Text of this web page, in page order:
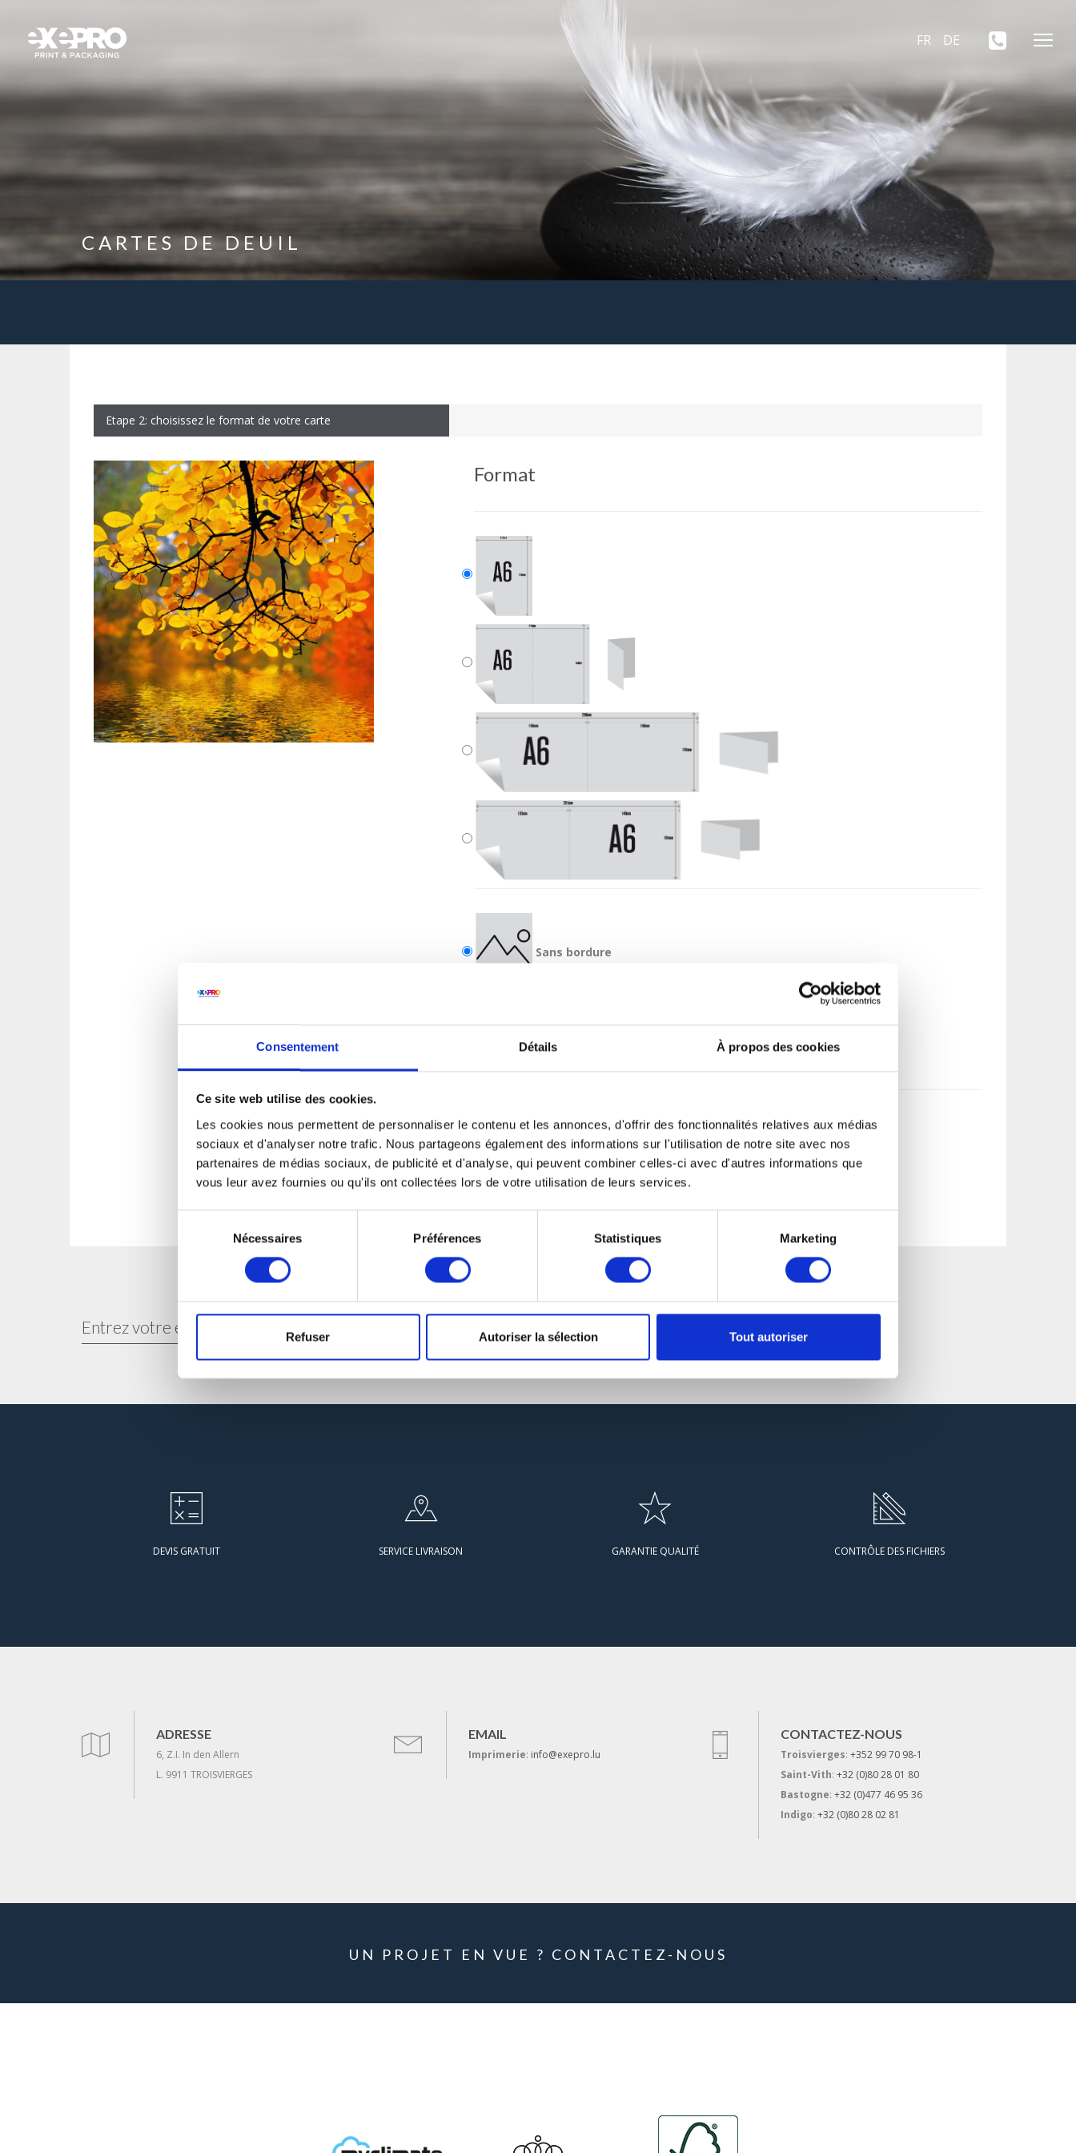
Consentement Détails À propos des cookies
Ce site web utilise des cookies.
Les cookies nous permettent de personnaliser le contenu et les annonces, d'offrir des fonctionnalités relatives aux médias
sociaux et d'analyser notre trafic. Nous partageons également des informations sur l'utilisation de notre site avec nos
partenaires de médias sociaux, de publicité et d'analyse, qui peuvent combiner celles-ci avec d'autres informations que
vous leur avez fournies ou qu'ils ont collectées lors de votre utilisation de leurs services.
consentement
Nécessaires Préférences Statistiques Marketing
Refuser Autoriser la sélection Tout autoriser
FR DE
CARTES DE DEUIL
Etape 2: choisissez le format de votre carte
Format
Sans bordure
Avec bordure
DEVIS GRATUIT SERVICE LIVRAISON GARANTIE QUALITÉ CONTRÔLE DES FICHIERS
ADRESSE
6, Z.I. In den Allern
L. 9911 TROISVIERGES
EMAIL
Imprimerie: info@exepro.lu
CONTACTEZ-NOUS
Troisvierges: +352 99 70 98-1
Saint-Vith: +32 (0)80 28 01 80
Bastogne: +32 (0)477 46 95 36
Indigo: +32 (0)80 28 02 81
UN PROJET EN VUE ? CONTACTEZ-NOUS